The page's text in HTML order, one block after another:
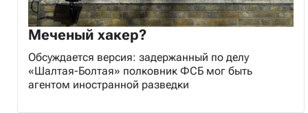
Меченый хакер?
Обсуждается версия: задержанный по делу
«Шалтая-Болтая» полковник ФСБ мог быть
агентом иностранной разведки